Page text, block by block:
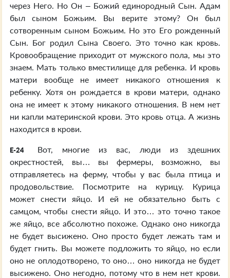
через Него. Но Он – Божий единородный Сын. Адам
был сыном Божьим. Вы верите этому? Он был
сотворенным сыном Божьим. Но это Его рожденный
Сын. Бог родил Сына Своего. Это точно как кровь.
Кровообращение приходит от мужского пола, мы это
знаем. Мать только вместилище для ребенка. И кровь
матери вообще не имеет никакого отношения к
ребенку. Хотя он рождается в крови матери, однако
она не имеет к этому никакого отношения. В нем нет
ни капли материнской крови. Это кровь отца. А жизнь
находится в крови.
E-24
Вот, многие из вас, люди из здешних
окрестностей, вы… вы фермеры, возможно, вы
отправляетесь на ферму, чтобы у вас была птица и
продовольствие. Посмотрите на курицу. Курица
может снести яйцо. И ей не обязательно быть с
самцом, чтобы снести яйцо. И это… это точно такое
же яйцо, все абсолютно похоже. Однако оно никогда
не будет высижено. Оно просто будет лежать там и
будет гнить. Вы можете подложить то яйцо, но если
оно не оплодотворено, то оно… оно никогда не будет
высижено. Оно негодно, потому что в нем нет крови.